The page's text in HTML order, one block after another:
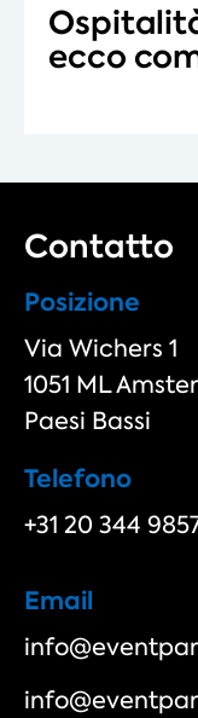
ecco
Contatto
Posizione
Via Wichers 1
1051 ML
Paesi Bassi
Telefono
+31 20 344
Email